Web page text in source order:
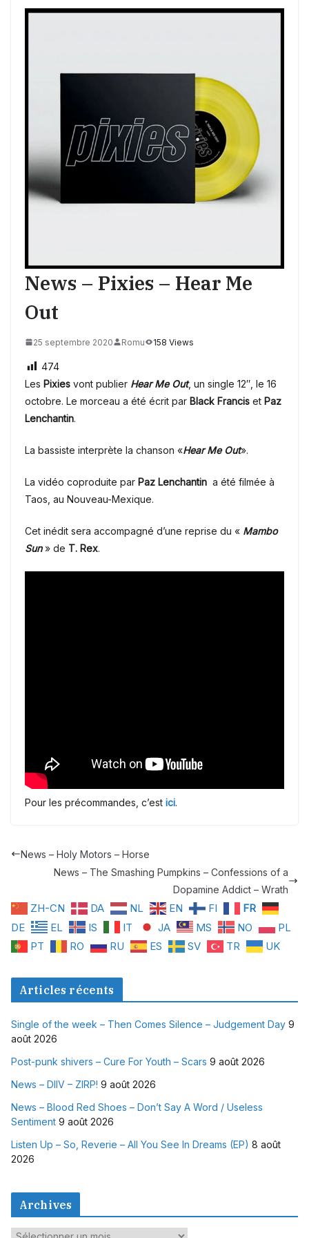
News – Pixies – Hear Me
Out
25 septembre 2020 Romu 158 Views
474
Les Pixies vont publier Hear Me Out, un single 12″, le 16
octobre. Le morceau a été écrit par Black Francis et Paz
Lenchantin.
La bassiste interprète la chanson «Hear Me Out».
La vidéo coproduite par Paz Lenchantin a été filmée à
Taos, au Nouveau-Mexique.
Cet inédit sera accompagné d’une reprise du « Mambo
Sun» de T. Rex.
Pour les précommandes, c’est ici.
News – Holy Motors – Horse
News – The Smashing Pumpkins – Confessions of a
Dopamine Addict – Wrath
ZH-CN DA NL EN FI
FR
DE
EL IS IT JA MS NO
PL
PT
RO RU ES SV TR UK
Articles récents
Single of the week – Then Comes Silence – Judgement Day 9
août 2026
Post-punk shivers – Cure For Youth – Scars 9 août 2026
News – DIIV – ZIRP! 9 août 2026
News – Blood Red Shoes – Don’t Say A Word / Useless
Sentiment 9 août 2026
Listen Up – So, Reverie – All You See In Dreams (EP) 8 août
2026
Archives